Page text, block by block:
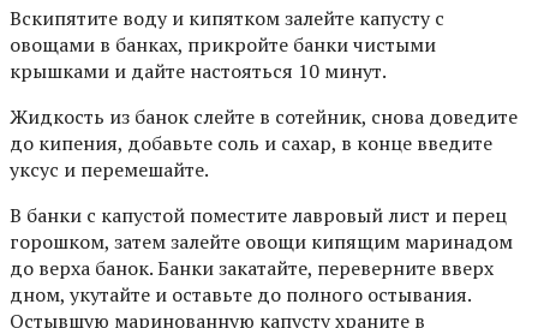
Вскипятите воду и кипятком залейте капусту с
овощами в банках, прикройте банки чистыми
крышками и дайте настояться 10 минут.
Жидкость из банок слейте в сотейник, снова доведите
до кипения, добавьте соль и сахар, в конце введите
уксус и перемешайте.
В банки с капустой поместите лавровый лист и перец
горошком, затем залейте овощи кипящим маринадом
до верха банок. Банки закатайте, переверните вверх
дном, укутайте и оставьте до полного остывания.
Остывшую маринованную капусту храните в